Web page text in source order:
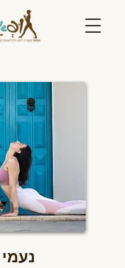
נעמי